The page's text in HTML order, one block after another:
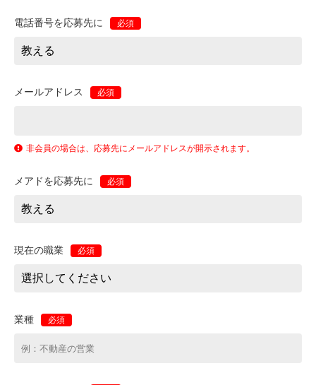
電話番号を応募先に 必須
メールアドレス 必須
非会員の場合は、応募先にメールアドレスが開示されます。
メアドを応募先に 必須
現在の職業 必須
業種 必須